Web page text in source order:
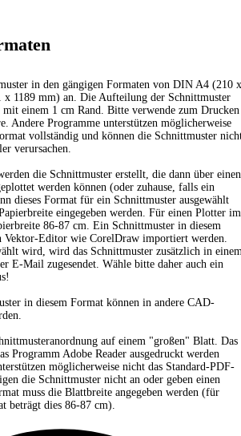
in den gängigen Formaten von DIN A4 (210 x
1189 mm) an. Die Aufteilung der Schnittmuster
einem 1 cm Rand. Bitte verwende zum Drucken
Andere Programme unterstützen möglicherweise
vollständig und können die Schnittmuster
verursachen.
die Schnittmuster erstellt, die dann über einen
werden können (oder zuhause, falls ein
dieses Format für ein Schnittmuster ausgewählt
eingegeben werden. Für einen Plotter im
86-87 cm. Ein Schnittmuster in diesem
Vektor-Editor wie CorelDraw importiert werden.
wird, wird das Schnittmuster zusätzlich in
E-Mail zugesendet. Wähle bitte daher auch ein
in diesem Format können in andere CAD-
auf einem "großen" Blatt. Das
Programm Adobe Reader ausgedruckt werden
möglicherweise nicht das Standard-PDF-
die Schnittmuster nicht an oder geben einen
muss die Blattbreite angegeben werden (für
beträgt dies 86-87 cm).